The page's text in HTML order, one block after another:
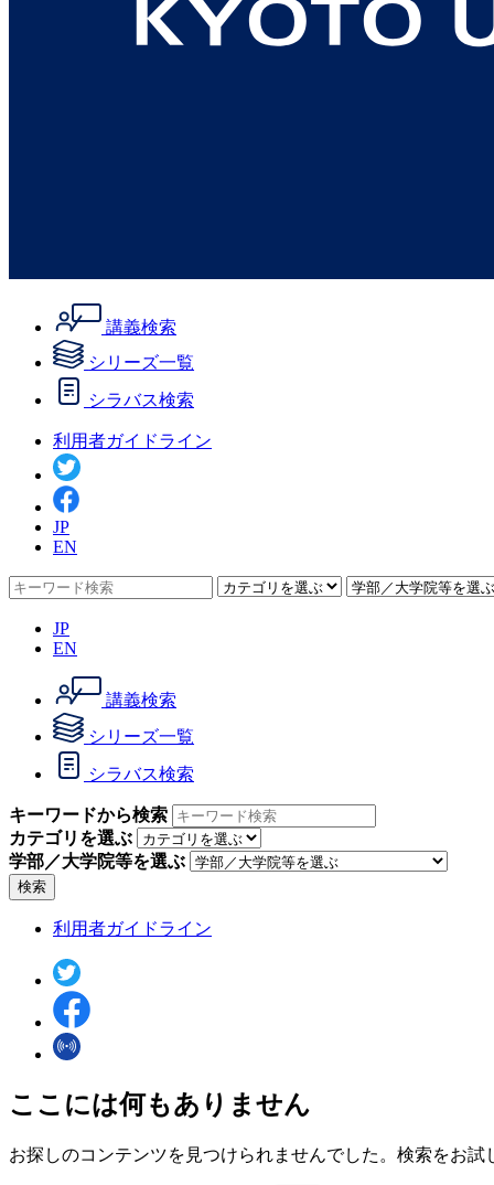
講義検索
シリーズ一覧
シラバス検索
利用者ガイドライン
JP
EN
JP
EN
講義検索
シリーズ一覧
シラバス検索
キーワードから検索
カテゴリを選ぶ
学部／大学院等を選ぶ
検索
利用者ガイドライン
ここには何もありません
お探しのコンテンツを見つけられませんでした。検索をお試